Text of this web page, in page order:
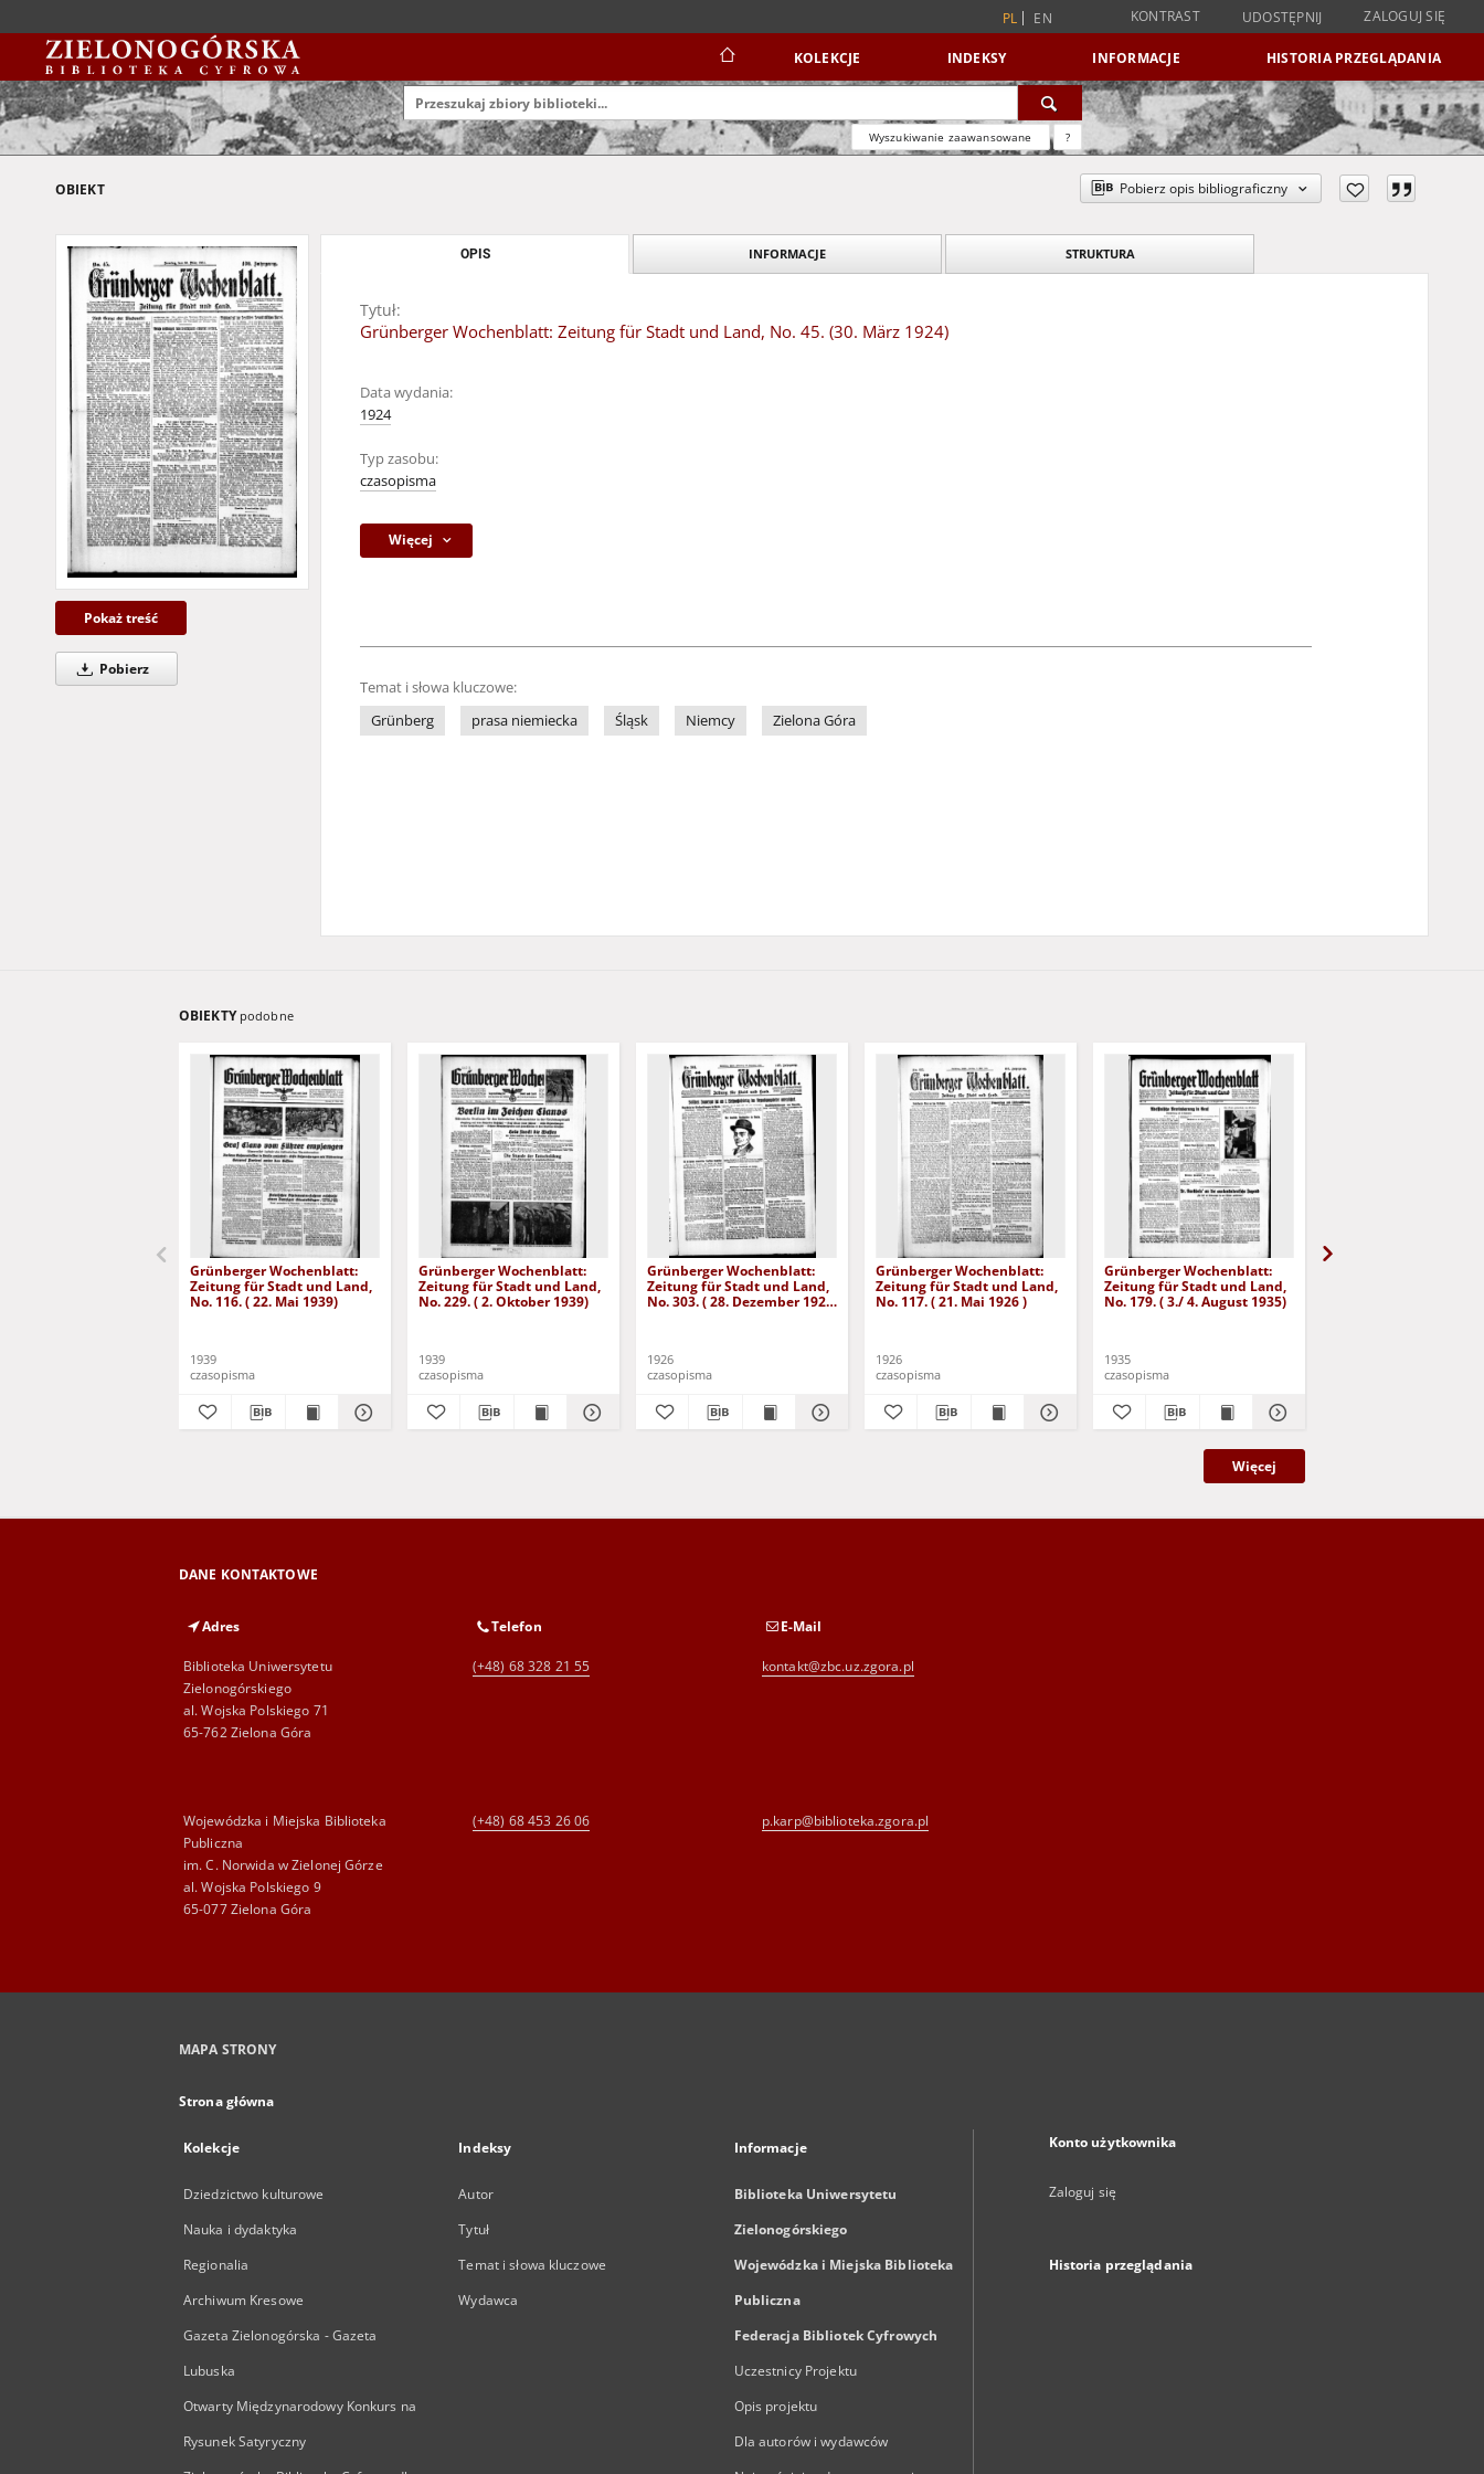
PL EN KONTRAST UDOSTĘPNIJ ZALOGUJ SIĘ
KOLEKCJE INDEKSY INFORMACJE HISTORIA PRZEGLĄDANIA
Wyszukiwanie zaawansowane ?
OBIEKT Pobierz opis bibliograficzny
Pokaż treść
Pobierz
OPIS INFORMACJE STRUKTURA
Tytuł:
Grünberger Wochenblatt: Zeitung für Stadt und Land, No. 45. (30. März 1924)
Data wydania:
1924
Typ zasobu:
czasopisma
Więcej
Temat i słowa kluczowe:
Grünberg
prasa niemiecka Śląsk Niemcy Zielona Góra
OBIEKTY podobne
Grünberger Wochenblatt:
Zeitung für Stadt und Land,
No. 116. ( 22. Mai 1939)
1939
czasopisma
Grünberger Wochenblatt:
Zeitung für Stadt und Land,
No. 229. ( 2. Oktober 1939)
1939
czasopisma
Grünberger Wochenblatt:
Zeitung für Stadt und Land,
No. 303. ( 28. Dezember 1926
1926
czasopisma
Grünberger Wochenblatt:
Zeitung für Stadt und Land,
No. 117. ( 21. Mai 1926 )
1926
czasopisma
Grünberger Wochenblatt:
Zeitung für Stadt und Land,
No. 179. ( 3./ 4. August 1935)
1935
czasopisma
Więcej
DANE KONTAKTOWE
Adres
Biblioteka Uniwersytetu
Zielonogórskiego
al. Wojska Polskiego 71
65-762 Zielona Góra
Telefon
(+48) 68 328 21 55
E-Mail
kontakt@zbc.uz.zgora.pl
Wojewódzka i Miejska Biblioteka
Publiczna
im. C. Norwida w Zielonej Górze
al. Wojska Polskiego 9
65-077 Zielona Góra
(+48) 68 453 26 06 p.karp@biblioteka.zgora.pl
MAPA STRONY
Strona główna
Kolekcje
Dziedzictwo kulturowe
Nauka i dydaktyka
Regionalia
Archiwum Kresowe
Gazeta Zielonogórska - Gazeta
Lubuska
Otwarty Międzynarodowy Konkurs na
Rysunek Satyryczny
Indeksy
Autor
Tytuł
Temat i słowa kluczowe
Wydawca
Informacje
Biblioteka Uniwersytetu
Zielonogórskiego
Wojewódzka i Miejska Biblioteka
Publiczna
Federacja Bibliotek Cyfrowych
Uczestnicy Projektu
Opis projektu
Dla autorów i wydawców
Konto użytkownika
Zaloguj się
Historia przeglądania